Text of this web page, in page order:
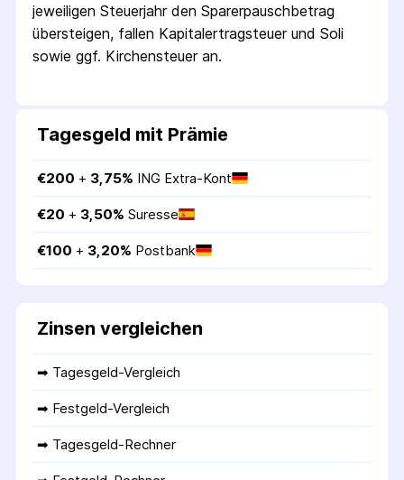
jeweiligen Steuerjahr den Sparer­pausch­betrag
übersteigen, fallen Kapital­ertrag­steuer und Soli
sowie ggf. Kirchensteuer an.
Tagesgeld mit Prämie
€200 + 3,75% ING Extra-Kont
€20 + 3,50% Suresse
€100 + 3,20% Postbank
Zinsen vergleichen
➡ Tagesgeld-Vergleich
➡ Festgeld-Vergleich
➡ Tagesgeld-Rechner